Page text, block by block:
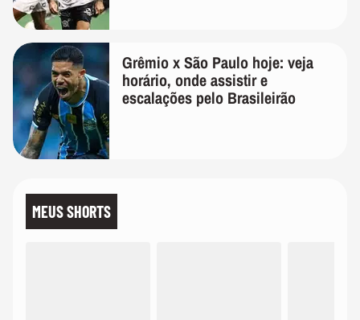
Grêmio x São Paulo hoje: veja
horário, onde assistir e
escalações pelo Brasileirão
MEUS SHORTS